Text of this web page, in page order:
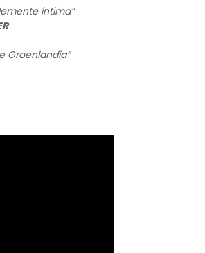
íntima”
Groenlandia”